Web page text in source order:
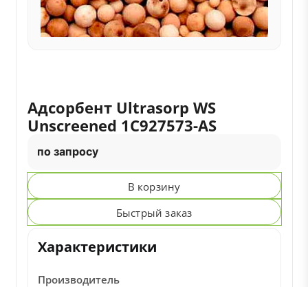
Адсорбент Ultrasorp WS
Unscreened 1C927573-AS
по запросу
В корзину
Быстрый заказ
Характеристики
Производитель